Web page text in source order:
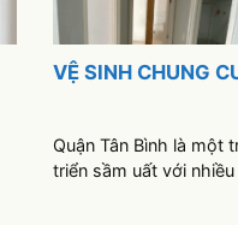
VỆ SINH CHUNG
Quận Tân Bình là một
triển sầm uất với nhiều